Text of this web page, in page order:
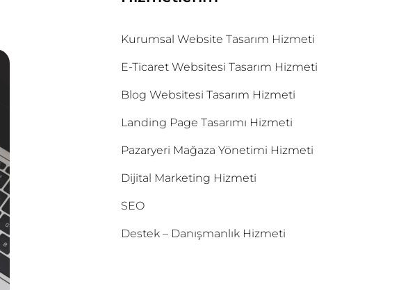
Kurumsal Website Tasarım Hizmeti
E-Ticaret Websitesi Tasarım Hizmeti
Blog Websitesi Tasarım Hizmeti
Landing Page Tasarımı Hizmeti
Pazaryeri Mağaza Yönetimi Hizmeti
Dijital Marketing Hizmeti
SEO
Destek – Danışmanlık Hizmeti